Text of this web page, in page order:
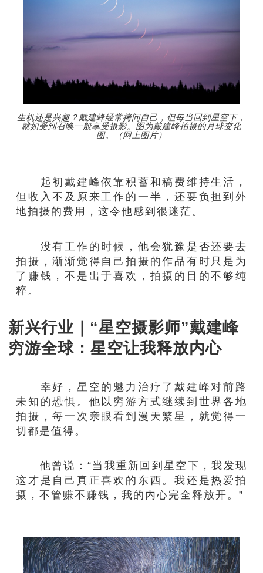
生机还是兴趣？戴建峰经常拷问自己，但每当回到星空下，
就如受到召唤一般享受摄影。图为戴建峰拍摄的月球变化
图。（网上图片）
起初戴建峰依靠积蓄和稿费维持生活，
但收入不及原来工作的一半，还要负担到外
地拍摄的费用，这令他感到很迷茫。
没有工作的时候，他会犹豫是否还要去
拍摄，渐渐觉得自己拍摄的作品有时只是为
了赚钱，不是出于喜欢，拍摄的目的不够纯
粹。
新兴行业｜“星空摄影师”戴建峰
穷游全球：星空让我释放内心
幸好，星空的魅力治疗了戴建峰对前路
未知的恐惧。他以穷游方式继续到世界各地
拍摄，每一次亲眼看到漫天繁星，就觉得一
切都是值得。
他曾说：“当我重新回到星空下，我发现
这才是自己真正喜欢的东西。我还是热爱拍
摄，不管赚不赚钱，我的内心完全释放开。”